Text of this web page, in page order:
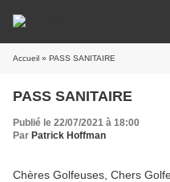
Accueil » PASS SANITAIRE
PASS SANITAIRE
Publié le 22/07/2021 à 18:00
Par Patrick Hoffman
Chères Golfeuses, Chers